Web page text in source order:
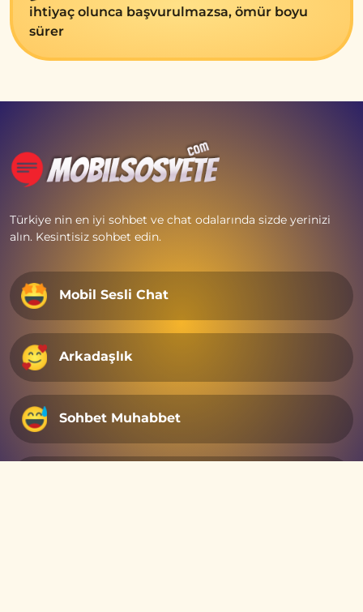
ihtiyaç olunca başvurulmazsa, ömür boyu
sürеr
Türkiye nin en iyi sohbet ve chat odalarında sizde yerinizi
alın. Kesintisiz sohbet edin.
Mobil Sesli Chat
Arkadaşlık
Sohbet Muhabbet